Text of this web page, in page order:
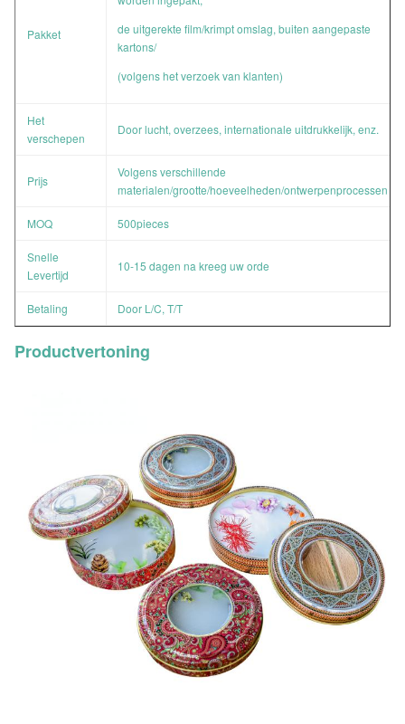
Pakket
de uitgerekte film/krimpt omslag, buiten aangepaste
kartons/
(volgens het verzoek van klanten)
Het
verschepen
Door lucht, overzees, internationale uitdrukkelijk, enz.
Prijs
Volgens verschillende
materialen/grootte/hoeveelheden/ontwerpenprocessen
MOQ 500pieces
Snelle
Levertijd
10-15 dagen na kreeg uw orde
Betaling Door L/C, T/T
Productvertoning